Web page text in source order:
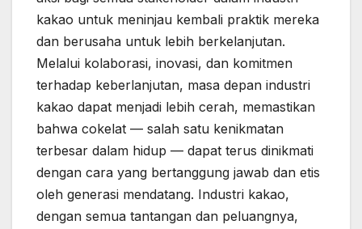
kakao untuk meninjau kembali praktik mereka
dan berusaha untuk lebih berkelanjutan.
Melalui kolaborasi, inovasi, dan komitmen
terhadap keberlanjutan, masa depan industri
kakao dapat menjadi lebih cerah, memastikan
bahwa cokelat — salah satu kenikmatan
terbesar dalam hidup — dapat terus dinikmati
dengan cara yang bertanggung jawab dan etis
oleh generasi mendatang. Industri kakao,
dengan semua tantangan dan peluangnya,